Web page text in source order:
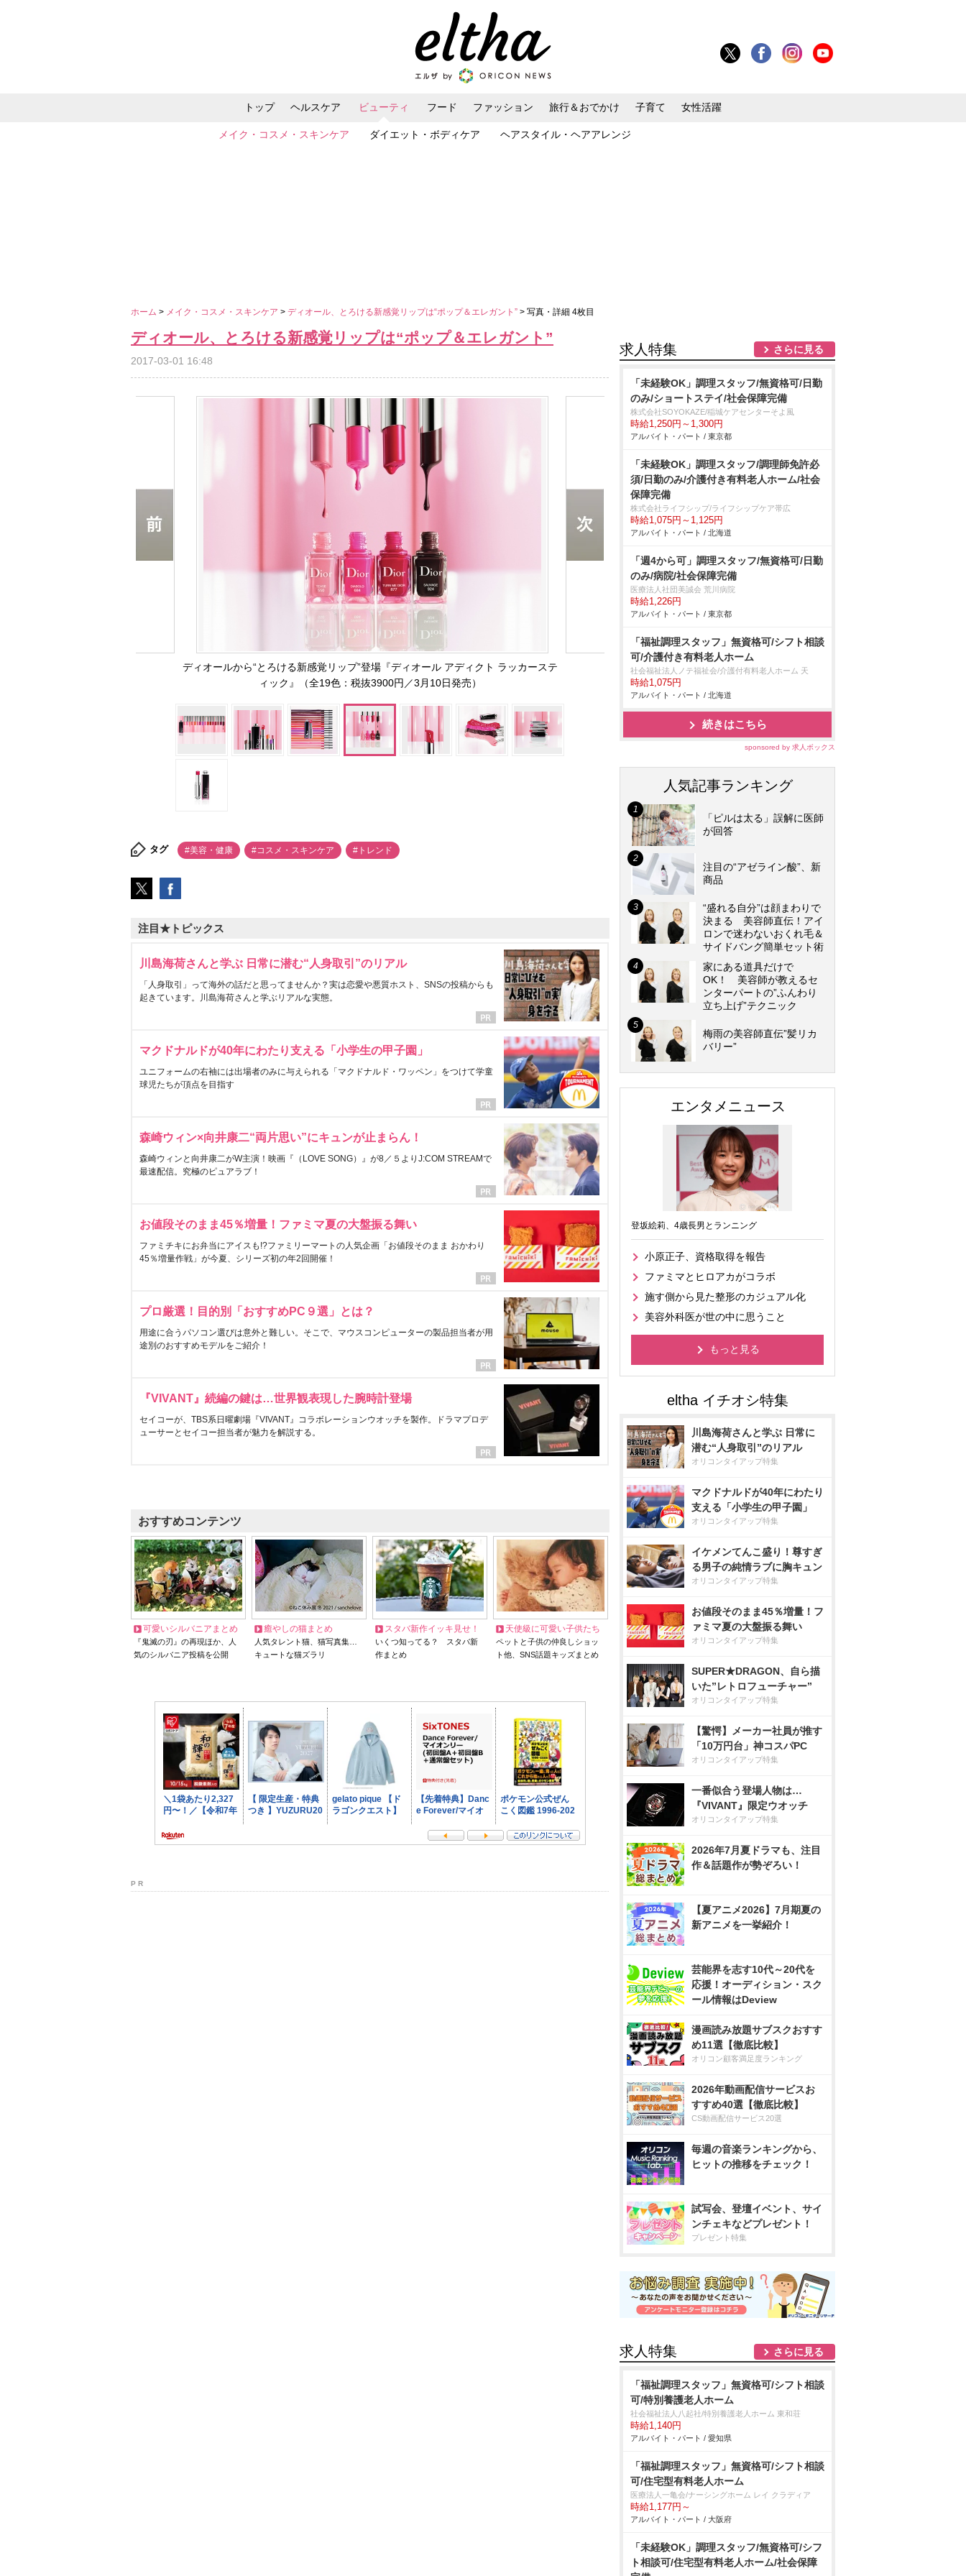
トップ ヘルスケア ビューティ
メイク・コスメ・スキンケア ダイエット・ボディケア ヘアスタイル・ヘアアレンジ
フード ファッション 旅行＆おでかけ 子育て 女性活躍
ホーム > メイク・コスメ・スキンケア > ディオール、とろける新感覚リップは“ポップ＆エレガント” > 写真・詳細 4枚目
ディオール、とろける新感覚リップは“ポップ＆エレガント”
2017-03-01 16:48
ディオールから“とろける新感覚リップ”登場『ディオール アディクト ラッカーステ
ィック』（全19色：税抜3900円／3月10日発売）
タグ #美容・健康 #コスメ・スキンケア #トレンド
注目★トピックス
川島海荷さんと学ぶ 日常に潜む“人身取引”のリアル
「人身取引」って海外の話だと思ってませんか？実は恋愛や悪質ホスト、SNSの投稿からも
起きています。川島海荷さんと学ぶリアルな実態。
マクドナルドが40年にわたり支える「小学生の甲子園」
ユニフォームの右袖には出場者のみに与えられる「マクドナルド・ワッペン」をつけて学童
球児たちが頂点を目指す
森崎ウィン×向井康二“両片思い”にキュンが止まらん！
森崎ウィンと向井康二がW主演！映画『（LOVE SONG）』が8／５よりJ:COM STREAMで
最速配信。究極のピュアラブ！
お値段そのまま45％増量！ファミマ夏の大盤振る舞い
ファミチキにお弁当にアイスも!?ファミリーマートの人気企画「お値段そのまま おかわり
45％増量作戦」が今夏、シリーズ初の年2回開催！
プロ厳選！目的別「おすすめPC９選」とは？
用途に合うパソコン選びは意外と難しい。そこで、マウスコンピューターの製品担当者が用
途別のおすすめモデルをご紹介！
『VIVANT』続編の鍵は…世界観表現した腕時計登場
セイコーが、TBS系日曜劇場『VIVANT』コラボレーションウオッチを製作。ドラマプロデ
ューサーとセイコー担当者が魅力を解説する。
おすすめコンテンツ
可愛いシルバニアまとめ
『鬼滅の刃』の再現ほか、人
気のシルバニア投稿を公開
癒やしの猫まとめ
人気タレント猫、猫写真集…
キュートな猫ズラリ
スタバ新作イッキ見せ！
いくつ知ってる？ スタバ新
作まとめ
天使級に可愛い子供たち
ペットと子供の仲良しショッ
ト他、SNS話題キッズまとめ
P R
求人特集 さらに見る
「未経験OK」調理スタッフ/無資格可/日勤
のみ/ショートステイ/社会保障完備
株式会社SOYOKAZE/稲城ケアセンターそよ風
時給1,250円～1,300円
アルバイト・パート / 東京都
「未経験OK」調理スタッフ/調理師免許必
須/日勤のみ/介護付き有料老人ホーム/社会
保障完備
株式会社ライフシップ/ライフシップケア帯広
時給1,075円～1,125円
アルバイト・パート / 北海道
「週4から可」調理スタッフ/無資格可/日勤
のみ/病院/社会保障完備
医療法人社団美誠会 荒川病院
時給1,226円
アルバイト・パート / 東京都
「福祉調理スタッフ」無資格可/シフト相談
可/介護付き有料老人ホーム
社会福祉法人ノテ福祉会/介護付有料老人ホーム 天
時給1,075円
アルバイト・パート / 北海道
続きはこちら
sponsored by 求人ボックス
人気記事ランキング
「ピルは太る」誤解に医師
が回答
注目の“アゼライン酸”、新
商品
“盛れる自分”は顔まわりで
決まる 美容師直伝！アイ
ロンで迷わないおくれ毛＆
サイドバング簡単セット術
家にある道具だけで
OK！ 美容師が教えるセ
ンターパートの”ふんわり
立ち上げ”テクニック
梅雨の美容師直伝”髪リカ
バリー”
エンタメニュース
登坂絵莉、4歳長男とランニング
小原正子、資格取得を報告
ファミマとヒロアカがコラボ
施す側から見た整形のカジュアル化
美容外科医が世の中に思うこと
もっと見る
川島海荷さんと学ぶ 日常に
潜む“人身取引”のリアル
オリコンタイアップ特集
マクドナルドが40年にわたり
支える「小学生の甲子園」
オリコンタイアップ特集
イケメンてんこ盛り！尊すぎ
る男子の純情ラブに胸キュン
オリコンタイアップ特集
お値段そのまま45％増量！フ
ァミマ夏の大盤振る舞い
オリコンタイアップ特集
SUPER★DRAGON、自ら描
いた”レトロフューチャー”
オリコンタイアップ特集
【驚愕】メーカー社員が推す
「10万円台」神コスパPC
オリコンタイアップ特集
一番似合う登場人物は…
『VIVANT』限定ウオッチ
オリコンタイアップ特集
2026年7月夏ドラマも、注目
作＆話題作が勢ぞろい！
【夏アニメ2026】7月期夏の
新アニメを一挙紹介！
芸能界を志す10代～20代を
応援！オーディション・スク
ール情報はDeview
漫画読み放題サブスクおすす
め11選【徹底比較】
オリコン顧客満足度ランキング
2026年動画配信サービスお
すすめ40選【徹底比較】
CS動画配信サービス20選
毎週の音楽ランキングから、
ヒットの推移をチェック！
試写会、登壇イベント、サイ
ンチェキなどプレゼント！
プレゼント特集
求人特集 さらに見る
「福祉調理スタッフ」無資格可/シフト相談
可/特別養護老人ホーム
社会福祉法人八起社/特別養護老人ホーム 東和荘
時給1,140円
アルバイト・パート / 愛知県
「福祉調理スタッフ」無資格可/シフト相談
可/住宅型有料老人ホーム
医療法人一亀会/ナーシングホーム レイ クラディア
時給1,177円～
アルバイト・パート / 大阪府
「未経験OK」調理スタッフ/無資格可/シフ
ト相談可/住宅型有料老人ホーム/社会保障